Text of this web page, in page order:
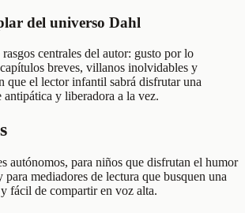
del universo Dahl
centrales del autor: gusto por lo
breves, villanos inolvidables y
que el lector infantil sabrá disfrutar una
antipática y liberadora a la vez.
autónomos, para niños que disfrutan el humor
mediadores de lectura que busquen una
fácil de compartir en voz alta.